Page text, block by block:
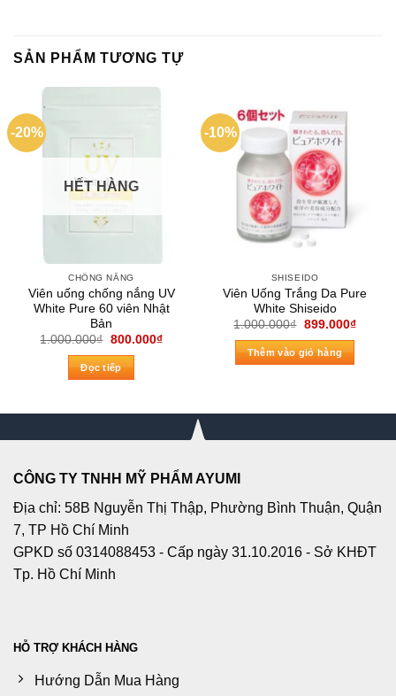
SẢN PHẨM TƯƠNG TỰ
-20%
HẾT HÀNG
CHỐNG NẮNG
Viên uống chống nắng UV
White Pure 60 viên Nhật
Bản
1.000.000₫ Giá
là:
1.000.000₫.
800.000₫Giá
Đọc tiếp
-10%
SHISEIDO
Viên Uống Trắng Da Pure
White Shiseido
1.000.000₫ Giá
là:
1.000.000₫.
899.000₫Giá
Thêm vào giỏ hàng
CÔNG TY TNHH MỸ PHẨM AYUMI
Địa chỉ: 58B Nguyễn Thị Thập, Phường Bình Thuận, Quận
7, TP Hồ Chí Minh
GPKD số 0314088453 - Cấp ngày 31.10.2016 - Sở KHĐT
Tp. Hồ Chí Minh
HỖ TRỢ KHÁCH HÀNG
Hướng Dẫn Mua Hàng